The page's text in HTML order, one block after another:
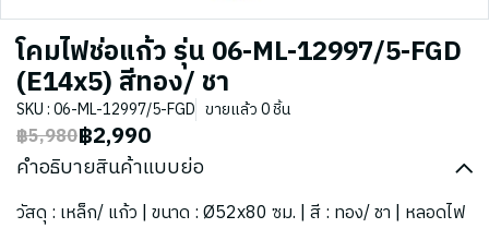
โคมไฟช่อแก้ว รุ่น 06-ML-12997/5-FGD
(E14x5) สีทอง/ ชา
SKU : 06-ML-12997/5-FGD ขายแล้ว 0 ชิ้น
฿5,980฿2,990
คำอธิบายสินค้าแบบย่อ
วัสดุ : เหล็ก/ แก้ว | ขนาด : Ø52x80 ซม. | สี : ทอง/ ชา | หลอดไฟ